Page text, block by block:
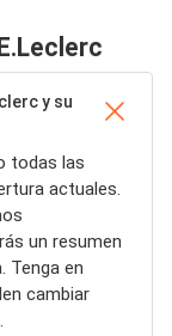
y su
todas las
actuales.
un resumen
Tenga en
cambiar